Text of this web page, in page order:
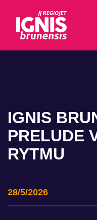
IGNIS
PRELUDE
RYTMU
28/5/2026